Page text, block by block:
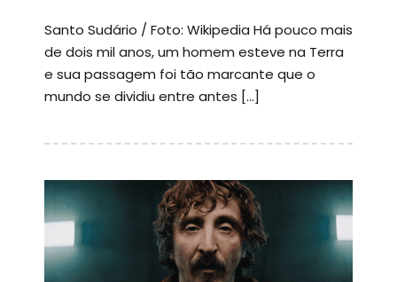
Santo Sudário / Foto: Wikipedia Há pouco mais
de dois mil anos, um homem esteve na Terra
e sua passagem foi tão marcante que o
mundo se dividiu entre antes […]